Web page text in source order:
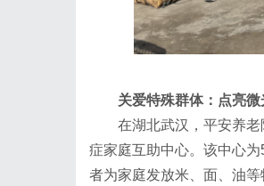
关爱特殊群体：点亮微
在湖北武汉，平安养老
症家庭互助中心。该中心
者为家庭发放米、面、油